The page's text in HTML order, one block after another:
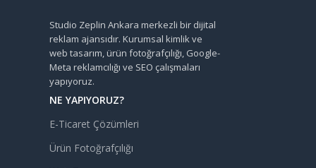
Studio Zeplin Ankara merkezli bir dijital
reklam ajansıdır. Kurumsal kimlik ve
web tasarım, ürün fotoğrafçılığı, Google-
Meta reklamcılığı ve SEO çalışmaları
yapıyoruz.
NE YAPIYORUZ?
E-Ticaret Çözümleri
Ürün Fotoğrafçılığı